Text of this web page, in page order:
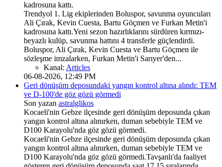
kadrosuna kattı.
Trendyol 1. Lig ekiplerinden Boluspor, savunma oyuncuları
Ali Çırak, Kevin Cuesta, Bartu Göçmen ve Furkan Metin'i
kadrosuna kattı.Yeni sezon hazırlıklarını sürdüren kırmızı-
beyazlı kulüp, savunma hattını 4 transferle güçlendirdi.
Boluspor, Ali Çırak, Kevin Cuesta ve Bartu Göçmen ile
sözleşme imzalarken, Furkan Metin'i Sarıyer'den...
Kanal: Articles
06-08-2026, 12:49 PM
Geri dönüşüm deposundaki yangın kontrol altına alındı: TEM
ve D-100'de göz gözü görmedi
Son yazan astralglikos
Kocaeli'nin Gebze ilçesinde geri dönüşüm deposunda çıkan
yangın kontrol altına alınırken, duman sebebiyle TEM ve
D100 Karayolu'nda göz gözü görmedi.
Kocaeli'nin Gebze ilçesinde geri dönüşüm deposunda çıkan
yangın kontrol altına alınırken, duman sebebiyle TEM ve
D100 Karayolu'nda göz gözü görmedi.Tavşanlı'da faaliyet